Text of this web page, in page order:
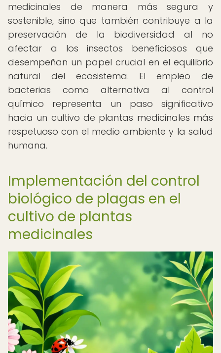
medicinales de manera más segura y
sostenible, sino que también contribuye a la
preservación de la biodiversidad al no
afectar a los insectos beneficiosos que
desempeñan un papel crucial en el equilibrio
natural del ecosistema. El empleo de
bacterias como alternativa al control
químico representa un paso significativo
hacia un cultivo de plantas medicinales más
respetuoso con el medio ambiente y la salud
humana.
Implementación del control
biológico de plagas en el
cultivo de plantas
medicinales